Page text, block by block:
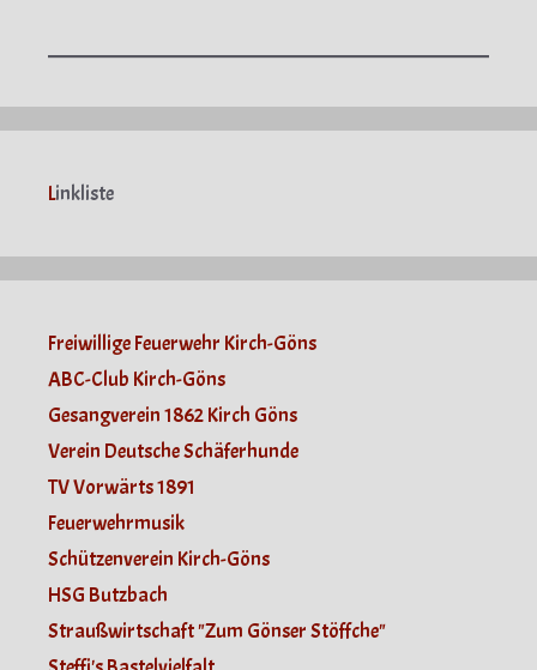
Linkliste
Freiwillige Feuerwehr Kirch-Göns
ABC-Club Kirch-Göns
Gesangverein 1862 Kirch Göns
Verein Deutsche Schäferhunde
TV Vorwärts 1891
Feuerwehrmusik
Schützenverein Kirch-Göns
HSG Butzbach
Straußwirtschaft "Zum Gönser Stöffche"